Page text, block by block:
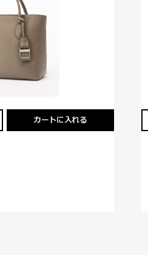
カートに入れる